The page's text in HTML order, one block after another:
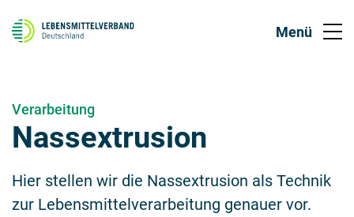
Verarbeitung
Nassextrusion
Hier stellen wir die Nassextrusion als Technik
zur Lebensmittelverarbeitung genauer vor.